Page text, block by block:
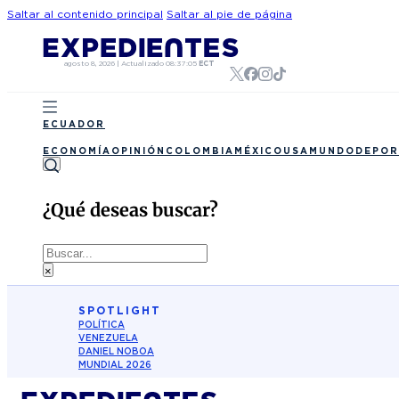
Saltar al contenido principal Saltar al pie de página
agosto 8, 2026 | Actualizado 08:37:05 ECT
ECUADOR
ECONOMÍA OPINIÓN COLOMBIA MÉXICO USA MUNDO
¿Qué deseas buscar?
Buscar
×
SPOTLIGHT
POLÍTICA
VENEZUELA
DANIEL NOBOA
MUNDIAL 2026